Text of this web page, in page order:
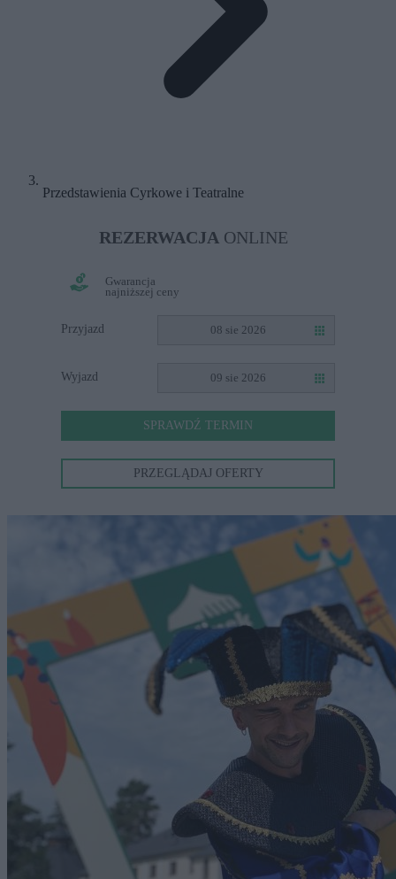
Przedstawienia Cyrkowe i Teatralne
REZERWACJA ONLINE
Gwarancja
najniższej ceny
Przyjazd 08 sie 2026
Wyjazd 09 sie 2026
SPRAWDŹ TERMIN
PRZEGLĄDAJ OFERTY